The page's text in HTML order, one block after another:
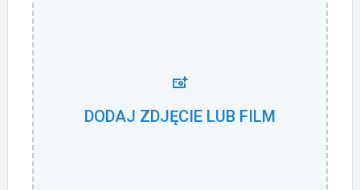
DODAJ ZDJĘCIE LUB FILM